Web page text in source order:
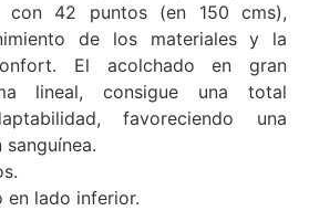
con 42 puntos (en 150 cms),
de los materiales y la
El acolchado en gran
lineal, consigue una total
favoreciendo una
en lado inferior.